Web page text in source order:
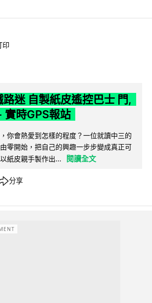
印
路迷 自製紙皮遙控巴士 門,
實時GPS報站
你會熱愛到怎樣的程度？一位就讀中三的
零開始，把自己的興趣一步步變成真正可
紙皮親手製作出...
閱讀全文
分享